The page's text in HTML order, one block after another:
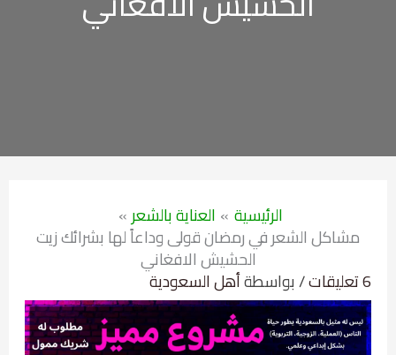
الرئيسية العناية بالشعر
مشاكل الشعر في رمضان قولى وداعاً لها بشرائك زيت
الحشيش الافغاني
6 تعليقات / بواسطةأهل السعودية